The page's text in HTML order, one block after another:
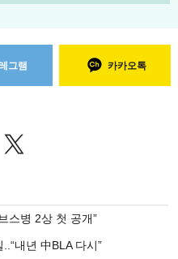
그램 카카오톡
트위
터로
스병 2상 첫 공개”
내년 中BLA 다시”